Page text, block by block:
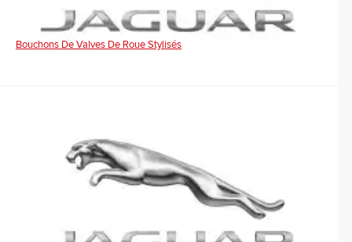
Bouchons De Valves De Roue Stylisés